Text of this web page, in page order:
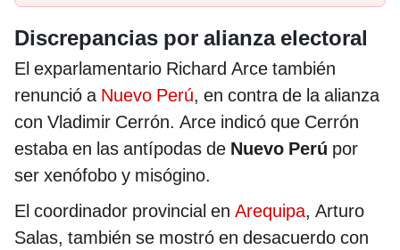
Discrepancias por alianza electoral
El exparlamentario Richard Arce también
renunció a Nuevo Perú, en contra de la alianza
con Vladimir Cerrón. Arce indicó que Cerrón
estaba en las antípodas de Nuevo Perú por
ser xenófobo y misógino.
El coordinador provincial en Arequipa, Arturo
Salas, también se mostró en desacuerdo con